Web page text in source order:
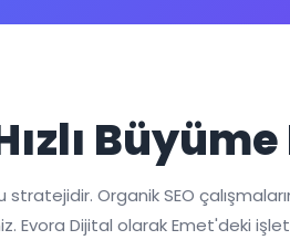
Organik SEO
Evora Dijital olarak Emet'deki